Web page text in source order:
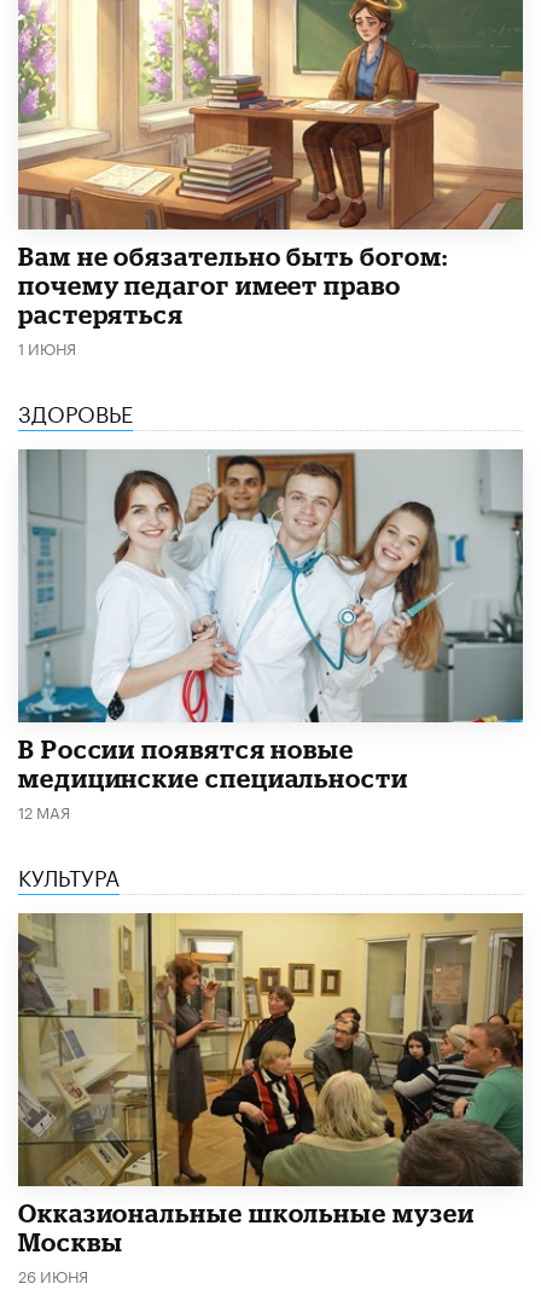
​Вам не обязательно быть богом:
почему педагог имеет право
растеряться
1 ИЮНЯ
ЗДОРОВЬЕ
В России появятся новые
медицинские специальности
12 МАЯ
КУЛЬТУРА
​Окказиональные школьные музеи
Москвы
26 ИЮНЯ